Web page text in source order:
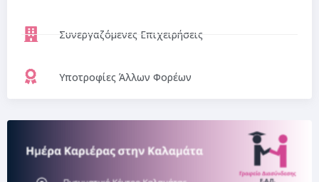
Συνεργαζόμενες Επιχειρήσεις
Υποτροφίες Άλλων Φορέων